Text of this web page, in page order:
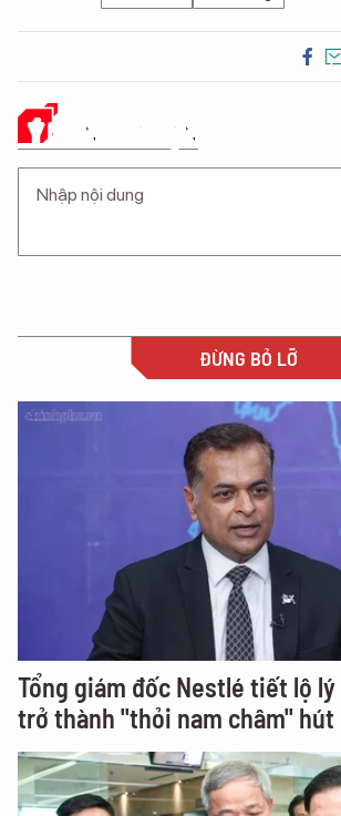
Ý KIẾN CỦA BẠN
ĐỪNG BỎ LỠ
Tổng giám đốc Nestlé tiết lộ
trở thành "thỏi nam châm" hút